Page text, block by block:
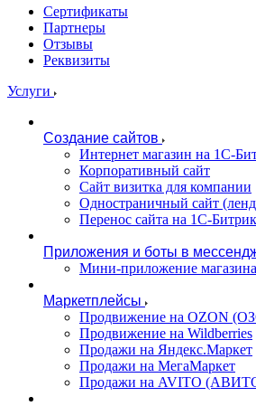
Сертификаты
Партнеры
Отзывы
Реквизиты
Услуги
Создание сайтов
Интернет магазин на 1С-
Корпоративный сайт
Сайт визитка для компании
Одностраничный сайт
Перенос сайта на 1С-
Приложения и боты в
Мини-приложение
Маркетплейсы
Продвижение на OZON
Продвижение на Wildberries
Продажи на Яндекс.Маркет
Продажи на МегаМаркет
Продажи на AVITO